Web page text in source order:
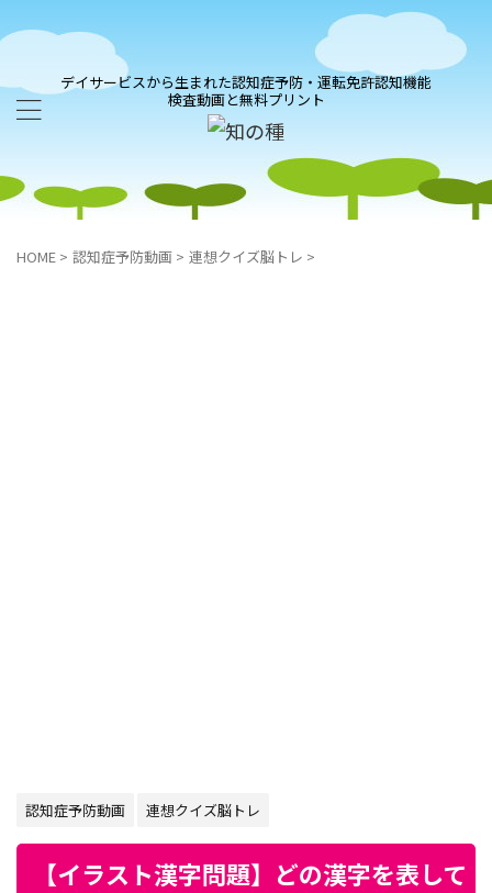
デイサービスから生まれた認知症予防・運転免許認知機能
検査動画と無料プリント
HOME > 認知症予防動画 > 連想クイズ脳トレ >
認知症予防動画 連想クイズ脳トレ
【イラスト漢字問題】どの漢字を表して